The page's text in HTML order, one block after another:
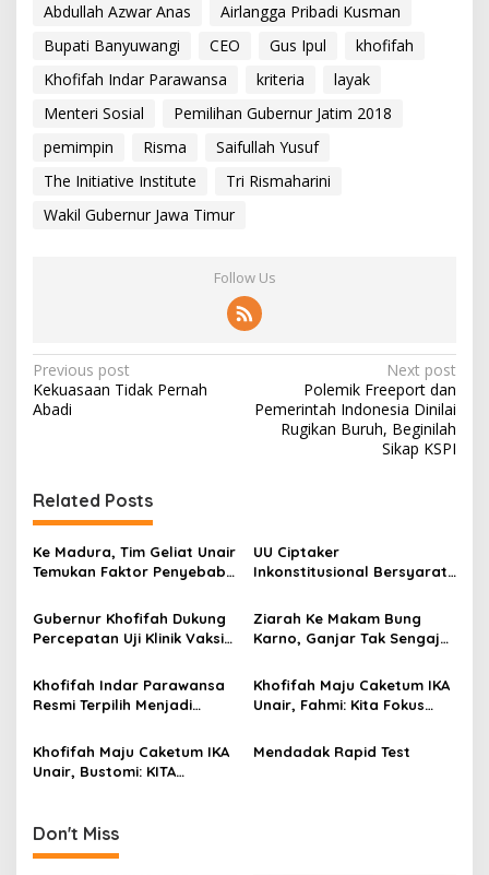
Abdullah Azwar Anas
Airlangga Pribadi Kusman
Bupati Banyuwangi
CEO Gus Ipul
khofifah
Khofifah Indar Parawansa
kriteria
layak
Menteri Sosial
Pemilihan Gubernur Jatim 2018
pemimpin
Risma
Saifullah Yusuf
The Initiative Institute
Tri Rismaharini
Wakil Gubernur Jawa Timur
Follow Us
P
o
n
a
v
g
a
t
i
o
n
Previous post
Kekuasaan Tidak Pernah
Abadi
Next post
Polemik Freeport dan
Pemerintah Indonesia Dinilai
Rugikan Buruh, Beginilah
Sikap KSPI
Related Posts
Ke Madura, Tim Geliat Unair
Temukan Faktor Penyebab
Ponpes
UU Ciptaker
Inkonstitusional Bersyarat,
Melihat Situasi Ekonomi-
Politiknya!
Gubernur Khofifah Dukung
Percepatan Uji Klinik Vaksin
Ziarah Ke Makam Bung
Karno, Ganjar Tak Sengaja
Khofifah Indar Parawansa
Resmi Terpilih Menjadi
Bustomi: Selamat dan
Semoga Amanah!
Khofifah Maju Caketum IKA
Unair, Fahmi: Kita Fokus
Nugroho Sesuai Mandat
Khofifah Maju Caketum IKA
Unair, Bustomi: KITA
dan Demokratis
Mendadak Rapid Test
Don't Miss